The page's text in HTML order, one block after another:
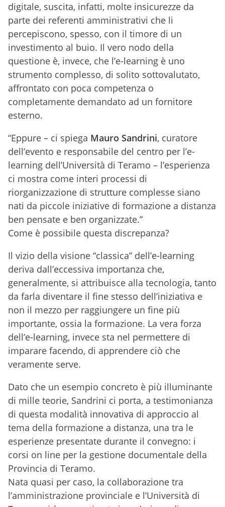
digitale, suscita, infatti, molte insicurezze da
parte dei referenti amministrativi che li
percepiscono, spesso, con il timore di un
investimento al buio. Il vero nodo della
questione è, invece, che l’e-learning è uno
strumento complesso, di solito sottovalutato,
affrontato con poca competenza o
completamente demandato ad un fornitore
esterno.
“Eppure – ci spiega Mauro Sandrini, curatore
dell’evento e responsabile del centro per l’e-
learning dell’Università di Teramo – l’esperienza
ci mostra come interi processi di
riorganizzazione di strutture complesse siano
nati da piccole iniziative di formazione a distanza
ben pensate e ben organizzate.”
Come è possibile questa discrepanza?
Il vizio della visione “classica” dell’e-learning
deriva dall’eccessiva importanza che,
generalmente, si attribuisce alla tecnologia, tanto
da farla diventare il fine stesso dell’iniziativa e
non il mezzo per raggiungere un fine più
importante, ossia la formazione. La vera forza
dell’e-learning, invece sta nel permettere di
imparare facendo, di apprendere ciò che
veramente serve.
Dato che un esempio concreto è più illuminante
di mille teorie, Sandrini ci porta, a testimonianza
di questa modalità innovativa di approccio al
tema della formazione a distanza, una tra le
esperienze presentate durante il convegno: i
corsi on line per la gestione documentale della
Provincia di Teramo.
Nata quasi per caso, la collaborazione tra
l’amministrazione provinciale e l’Università di